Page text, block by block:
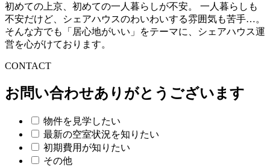
初めての上京、初めての一人暮らしが不安。 一人暮らしも
不安だけど、シェアハウスのわいわいする雰囲気も苦手…。
そんな方でも「居心地がいい」をテーマに、シェアハウス運
営を心がけております。
CONTACT
お問い合わせありがとうございます
物件を見学したい
最新の空室状況を知りたい
初期費用が知りたい
その他